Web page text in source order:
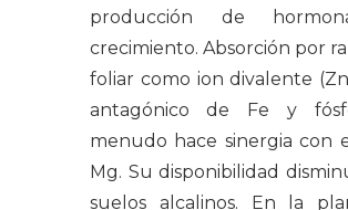
producción de
crecimiento. Absorción por
foliar como ion divalente
antagónico de Fe y
menudo hace sinergia con
Mg. Su disponibilidad
suelos alcalinos. En la